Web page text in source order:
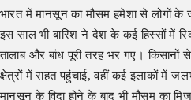
भारत में मानसून का मौसम हमेशा से लोगों के
इस साल भी बारिश ने देश के कई हिस्सों में
तालाब और बांध पूरी तरह भर गए।
क्षेत्रों में राहत पहुंचाई, वहीं कई इलाकों में
मानसून के विदा होने के बाद भी मौसम का